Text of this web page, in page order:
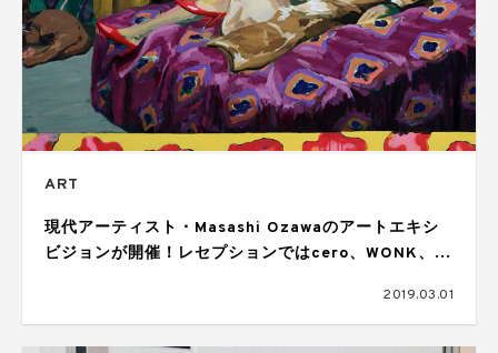
ART
現代アーティスト・Masashi Ozawaのアートエキシ
ビジョンが開催！レセプションではcero、WONK、
2019.03.01